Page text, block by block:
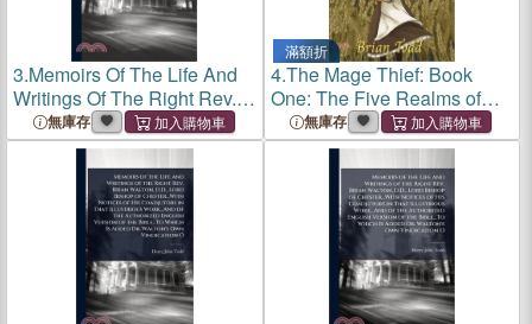
3.Memoirs Of The Life And
Writings Of The Right Rev.
Brian Walton... Editor Of The
London Polyglot Bible, 1
無庫存
滿額折
4.The Mage Thief: Book
One: The Five Realms of
Magic無庫存